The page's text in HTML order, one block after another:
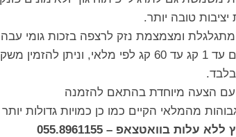
טובה יותר.
ומצמצמת נזק לרצפה בזכות גומי עבה
055.8961155
עם הצעה מיוחדת בהתאם להזמנה
מהמלאי הקיים כמו כן כמויות גדולות
עלות בוואטצאפ – 055.8961155